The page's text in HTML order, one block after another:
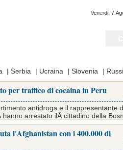
Venerdi,
| Serbia | Ucraina | Slovenia |
per traffico di cocaina in Peru
antidroga e il rappresentante
arrestato ilÂ cittadino della
l'Afghanistan con i 400.000 di